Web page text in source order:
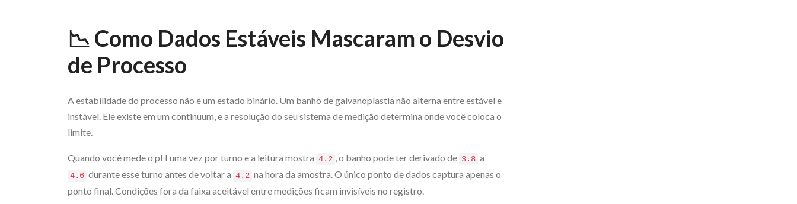
📉 Como Dados Estáveis Mascaram o Desvio
de Processo
A estabilidade do processo não é um estado binário. Um banho de galvanoplastia não alterna entre estável e
instável. Ele existe em um continuum, e a resolução do seu sistema de medição determina onde você coloca o
limite.
Quando você mede o pH uma vez por turno e a leitura mostra 4.2 , o banho pode ter derivado de 3.8 a
4.6 durante esse turno antes de voltar a 4.2 na hora da amostra. O único ponto de dados captura apenas o
ponto final. Condições fora da faixa aceitável entre medições ficam invisíveis no registro.